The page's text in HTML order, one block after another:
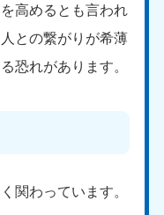
高めるとも言われ
との繋がりが希薄
恐れがあります。
関わっています。
秋田県
1881-5275